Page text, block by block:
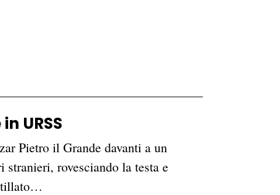
URSS
Pietro il Grande davanti a un
rovesciando la testa e